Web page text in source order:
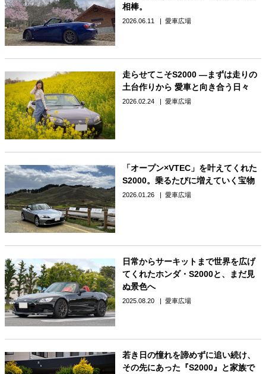
相棒。
2026.06.11 愛車広場
走らせてこそS2000 —まずは走りの
土台作りから 愛車と向き合う日々
2026.02.24 愛車広場
「オープン×VTEC」を叶えてくれた
S2000。乗るたびに増えていく宝物
2026.01.26 愛車広場
日常からサーキットまで世界を広げ
てくれたホンダ・S2000と、まだ見
ぬ景色へ
2025.08.20 愛車広場
若き日の憧れを諦めずに追い続け、
その先にあった『S2000』と家族で